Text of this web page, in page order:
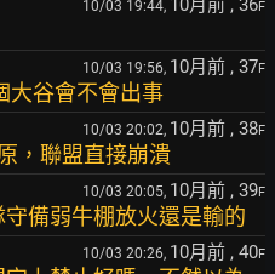
10/03 19:44, F
10/03 19:56, 10月前 , 37F
大谷會不會出事
10/03 20:02, 10月前 , 38F
，聯盟直接崩潰
10/03 20:05, 10月前 , 39F
備弱牛棚放火還是輸的
10/03 20:26, 10月前 , 40F